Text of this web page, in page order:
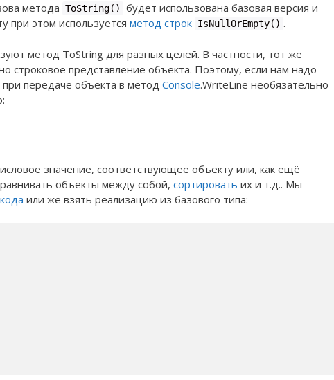
метода ToString()
будет использована базовая версия и
при этом используется метод строк IsNullOrEmpty() .
метод ToString для разных целей. В частности, тот же
строковое представление объекта. Поэтому, если нам надо
при передаче объекта в метод Console.WriteLine необязательно
значение, соответствующее объекту или, как ещё
объекты между собой, сортировать их и т.д.. Мы
или же взять реализацию из базового типа: